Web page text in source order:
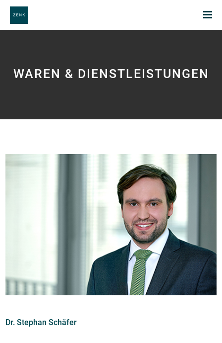
WAREN & DIENSTLEISTUNGEN
Dr. Stephan Schäfer